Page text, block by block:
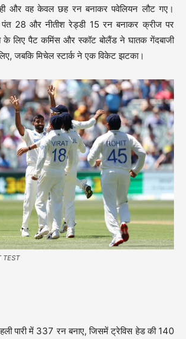
और वह केवल छह रन बनाकर पवेलियन लौट गए।
28 और नीतीश रेड्डी 15 रन बनाकर क्रीज पर
लिए पैट कमिंस और स्कॉट बोलैंड ने घातक गेंदबाजी
जबकि मिचेल स्टार्क ने एक विकेट झटका।
TEST
पारी में 337 रन बनाए, जिसमें ट्रेविस हेड की 140